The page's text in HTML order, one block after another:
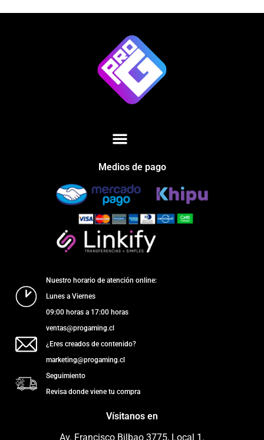
Medios de pago
Nuestro horario de atención online:
Lunes a Viernes
09:00 horas a 17:00 horas
ventas@progaming.cl
¿Eres creados de contenido?
marketing@progaming.cl
Seguimiento
Revisa donde viene tu compra
Vísitanos en
Av. Francisco Bilbao 3775, Local 1.